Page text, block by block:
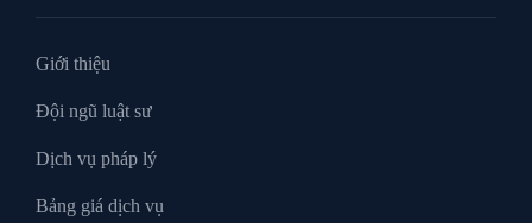
Giới thiệu
Đội ngũ luật sư
Dịch vụ pháp lý
Bảng giá dịch vụ